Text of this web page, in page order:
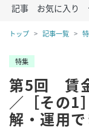
記事 お気に入り
トップ 記事一覧
特集
第5回 賃
／［その1
解・運用